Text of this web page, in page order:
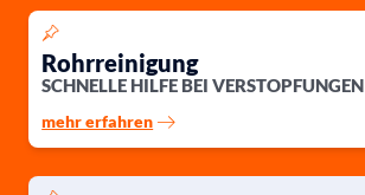
Rohrreinigung
SCHNELLE HILFE BEI VERSTOPFUNGEN
mehr erfahren